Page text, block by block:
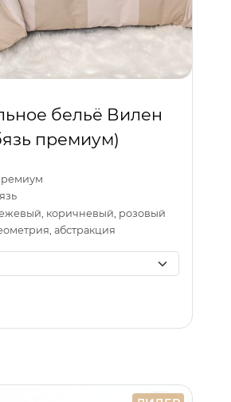
бельё Вилен
премиум)
коричневый, розовый
абстракция